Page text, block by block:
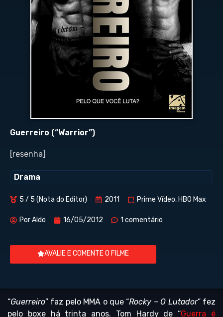
Guerreiro (“Warrior”)
[resenha]
Drama
5 / 5 (Nota do Editor) 2011 Prime Vídeo, HBO Max
PorAldo 16/05/2012 1 comentário
AVALIE E COMENTE O FILME
“Guerreiro” faz pelo MMA o que “Rocky – O Lutador” fez
pelo boxe há trinta anos. Tom Hardy de “Guerra é